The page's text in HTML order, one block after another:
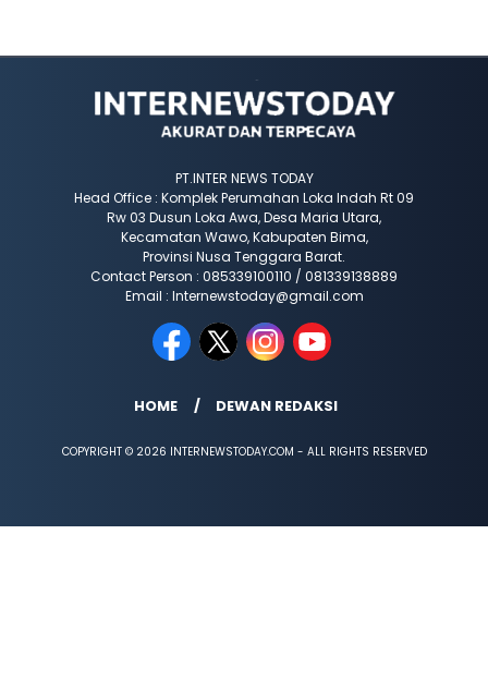
PT.INTER NEWS TODAY
Head Office : Komplek Perumahan Loka Indah Rt 09
Rw 03 Dusun Loka Awa, Desa Maria Utara,
Kecamatan Wawo, Kabupaten Bima,
Provinsi Nusa Tenggara Barat.
Contact Person : 085339100110 / 081339138889
Email : Internewstoday@gmail.com
HOME DEWAN REDAKSI
COPYRIGHT © 2026 INTERNEWSTODAY.COM - ALL RIGHTS RESERVED